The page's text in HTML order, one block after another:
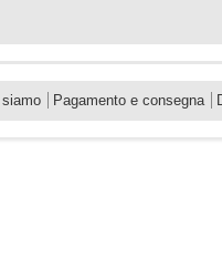
siamo Pagamento e consegna